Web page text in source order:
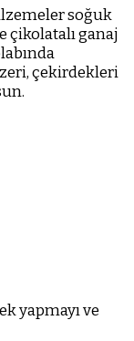
soğuk
çikolatalı ganaj
çekirdekleri
yapmayı ve